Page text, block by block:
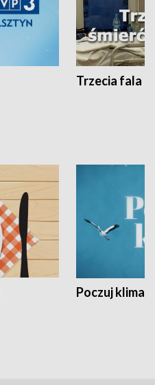
Trzecia fala -
Poczuj klimat